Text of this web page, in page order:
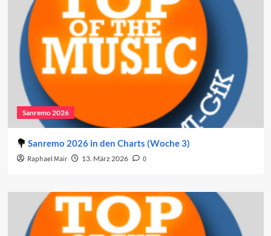
Sanremo 2026
Sanremo 2026 in den Charts (Woche 3)
Raphael Mair 13. März 2026 0